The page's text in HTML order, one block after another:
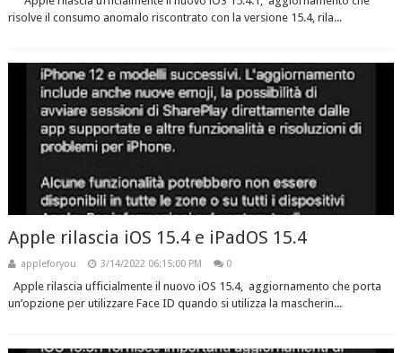
risolve il consumo anomalo riscontrato con la versione 15.4, rila...
Apple rilascia iOS 15.4 e iPadOS 15.4
appleforyou 3/14/2022 06:15:00 PM 0
Apple rilascia ufficialmente il nuovo iOS 15.4, aggiornamento che porta
un’opzione per utilizzare Face ID quando si utilizza la mascherin...